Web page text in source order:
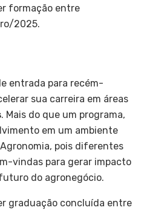
formação entre
2025.
entrada para recém-
sua carreira em áreas
. Mais do que um programa,
em um ambiente
pois diferentes
vindas para gerar impacto
do agronegócio.
graduação concluída entre